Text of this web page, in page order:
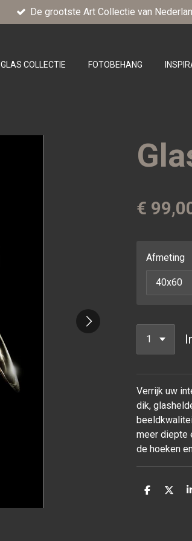
De grootste Art Collectie van
GLAS COLLECTIE FOTOBEHANG
€
Afmeting
Verrijk uw
dik,
meer diepte
de hoeken
D
D